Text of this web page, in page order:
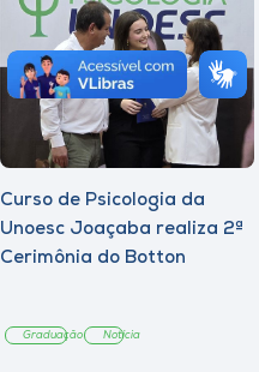
Curso de Psicologia da
Unoesc Joaçaba realiza 2ª
Cerimônia do Botton
Graduação Notícia